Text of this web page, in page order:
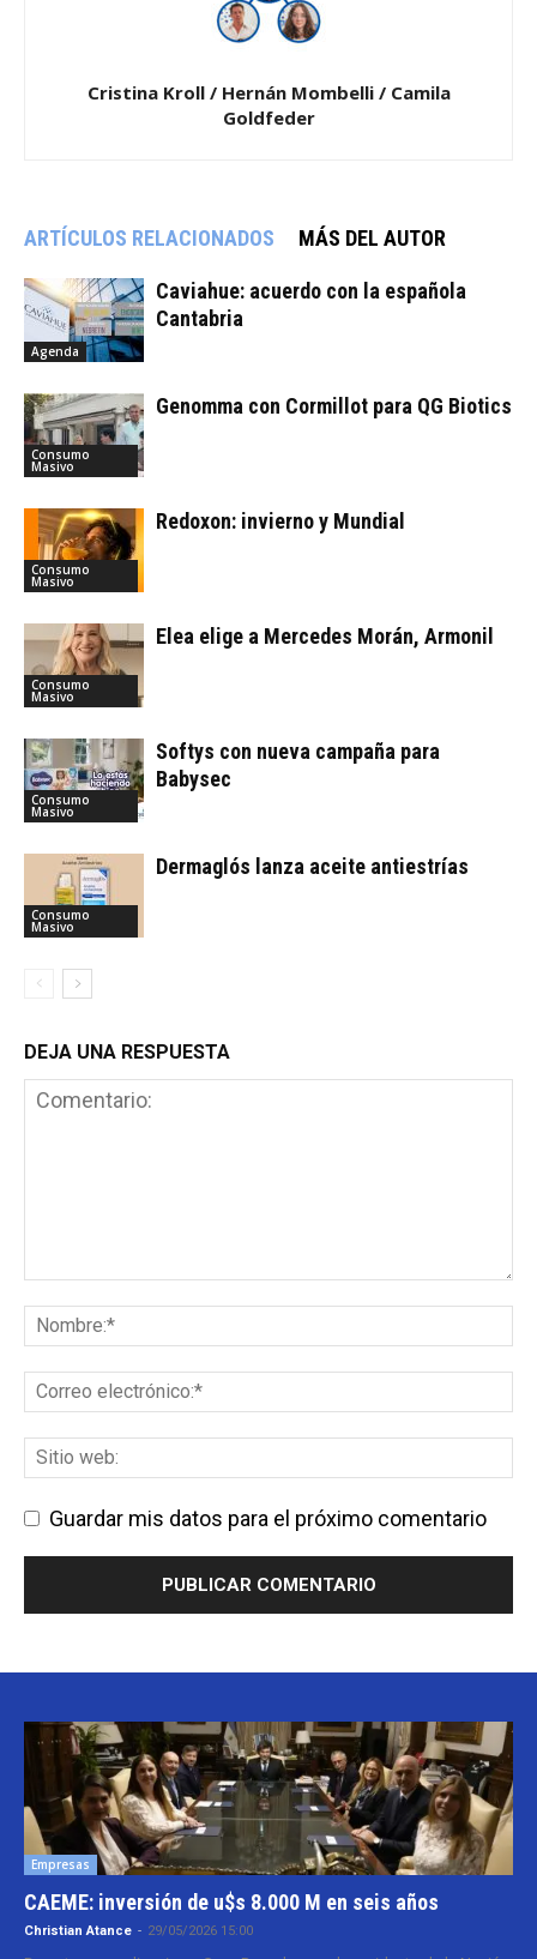
Cristina Kroll / Hernán Mombelli / Camila
Goldfeder
ARTÍCULOS RELACIONADOS MÁS DEL AUTOR
Agenda
Caviahue: acuerdo con la española
Cantabria
Consumo
Masivo
Genomma con Cormillot para QG Biotics
Consumo
Masivo
Redoxon: invierno y Mundial
Consumo
Masivo
Elea elige a Mercedes Morán, Armonil
Consumo
Masivo
Softys con nueva campaña para
Babysec
Consumo
Masivo
Dermaglós lanza aceite antiestrías
DEJA UNA RESPUESTA
Guardar mis datos para el próximo comentario
Empresas
CAEME: inversión de u$s 8.000 M en seis años
Christian Atance - 29/05/2026 15:00